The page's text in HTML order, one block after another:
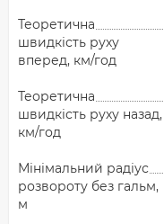
Теоретична
швидкість руху
вперед, км/год
Теоретична
швидкість руху назад,
км/год
Мінімальний радіус
розвороту без гальм,
м